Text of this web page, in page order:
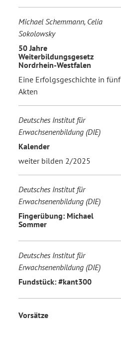
Michael Schemmann, Celia
Sokolowsky
50 Jahre
Weiterbildungsgesetz
Nordrhein-Westfalen
Eine Erfolgsgeschichte in fünf
Akten
Deutsches Institut für
Erwachsenenbildung (DIE)
Kalender
weiter bilden 2/2025
Deutsches Institut für
Erwachsenenbildung (DIE)
Fingerübung: Michael
Sommer
Deutsches Institut für
Erwachsenenbildung (DIE)
Fundstück: #kant300
Vorsätze